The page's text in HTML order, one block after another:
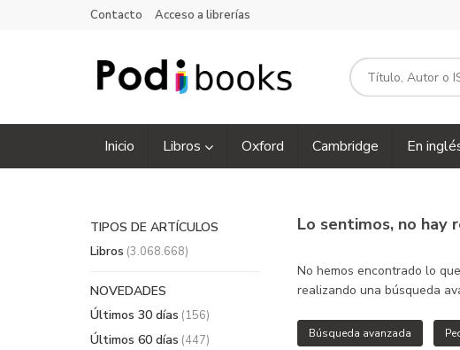
Contacto Acceso a librerías
Inicio Libros Oxford Cambridge En
Lo sentimos, no hay
No hemos encontrado lo
realizando una búsqueda
Búsqueda avanzada
TIPOS DE ARTÍCULOS
Libros (3.068.668)
NOVEDADES
Últimos 30 días (156)
Últimos 60 días (447)